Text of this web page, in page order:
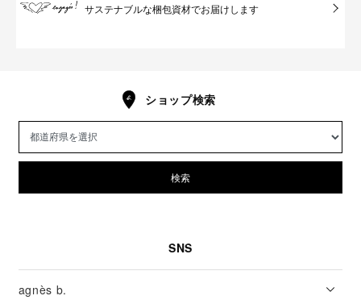
サステナブルな梱包資材でお届けします
ショップ検索
検索
SNS
agnès b.